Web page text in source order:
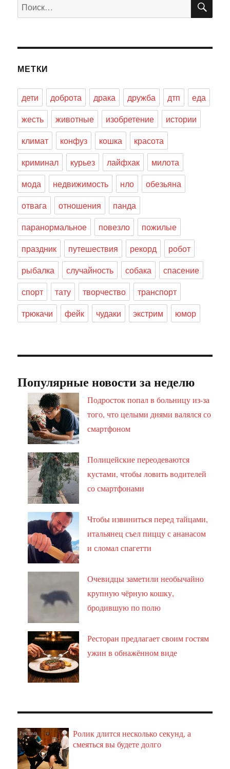
Искать:
МЕТКИ
дети доброта драка дружба дтп
еда
жесть
животные изобретение
истории
климат
конфуз кошка
красота
криминал
курьез лайфхак
милота
мода
недвижимость нло
обезьяна
отвага
отношения
панда
паранормальное
повезло
пожилые
праздник
путешествия рекорд
робот
рыбалка
случайность собака
спасение
спорт
тату творчество
транспорт
трюкачи
фейк чудаки экстрим юмор
Популярные новости за неделю
Подросток попал в больницу из-за
того, что целыми днями валялся со
смартфоном
Полицейские переодеваются
кустами, чтобы ловить водителей
со смартфонами
Чтобы извиниться перед тайцами,
итальянец съел пиццу с ананасом
и сломал спагетти
Очевидцы заметили необычайно
крупную чёрную кошку,
бродившую по полю
Ресторан предлагает своим гостям
ужин в обнажённом виде
i
Ролик длится несколько секунд, а
смеяться вы будете долго